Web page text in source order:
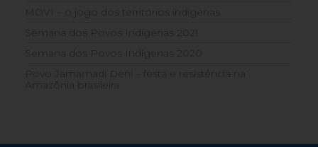
MOVÍ – o jogo dos territórios indígenas
Semana dos Povos Indígenas 2021
Semana dos Povos Indígenas 2020
Povo Jamamadi Deni – festa e resistência na
Amazônia brasileira